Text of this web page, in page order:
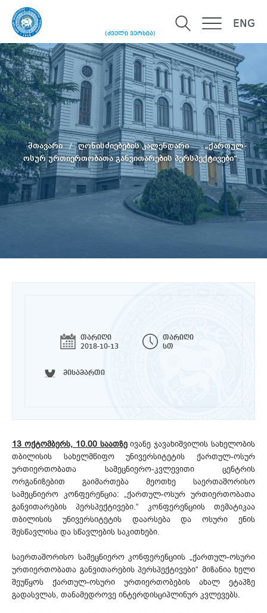
(ძველი ვერსია)
ENG
მთავარი ღონისძიებების კალენდარი
„ქართულ-
ოსურ ურთიერთობათა განვითარების პერსპექტივები“
თარიღი
2018-10-13
თარიღი
სთ
მისამართი
13 ოქტომბერს, 10.00 საათზეივანე ჯავახიშვილის სახელობის
თბილისის სახელმწიფო უნივერსიტეტის ქართულ-ოსურ
ურთიერთობათა სამეცნიერო-კვლევითი ცენტრის
ორგანიზებით გაიმართება მეოთხე საერთაშორისო
სამეცნიერო კონფერენცია: „ქართულ-ოსურ ურთიერთობათა
განვითარების პერსპექტივები.“ კონფერენციის თემატიკაა
თბილისის უნივერსიტეტის დაარსება და ოსური ენის
შესწავლისა და სწავლების საკითხები.
საერთაშორისო სამეცნიერო კონფერენციის „ქართულ-ოსური
ურთიერთობათა განვითარების პერსპექტივები“ მიზანია ხელი
შეუწყოს ქართულ-ოსური ურთიერთობების ახალ ეტაპზე
გადასვლას, თანამედროვე ინტერდისციპლინურ კვლევებს.